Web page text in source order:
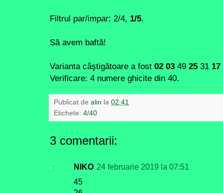
Filtrul par/impar: 2/4, 1/5.
Să avem baftă!
Varianta câştigătoare a fost 02 03 49 25 31 17
Verificare: 4 numere ghicite din 40.
Publicat de alin la 02:41
Etichete: 4/40
3 comentarii:
NIKO 24 februarie 2019 la 07:51
45